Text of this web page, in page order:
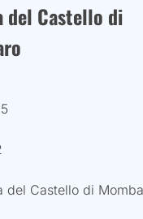
del Castello di
del Castello di